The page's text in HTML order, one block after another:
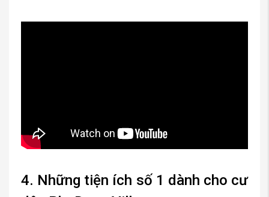
4. Những tiện ích số 1 dành cho cư